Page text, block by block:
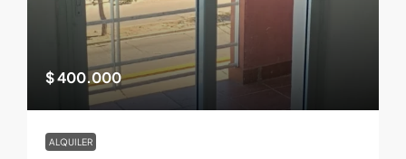
$ 400.000
ALQUILER